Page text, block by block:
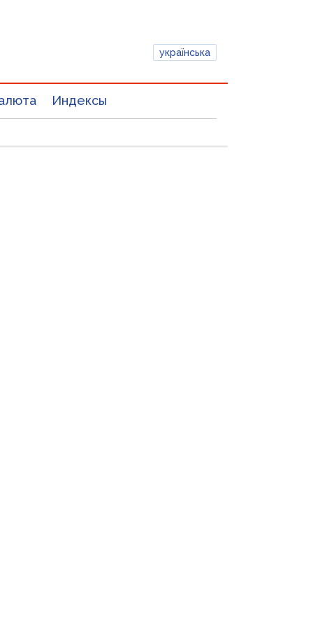
українська
Индексы